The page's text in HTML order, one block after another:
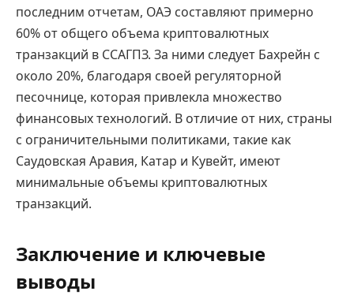
последним отчетам, ОАЭ составляют примерно
60% от общего объема криптовалютных
транзакций в ССАГПЗ. За ними следует Бахрейн с
около 20%, благодаря своей регуляторной
песочнице, которая привлекла множество
финансовых технологий. В отличие от них, страны
с ограничительными политиками, такие как
Саудовская Аравия, Катар и Кувейт, имеют
минимальные объемы криптовалютных
транзакций.
Заключение и ключевые
выводы